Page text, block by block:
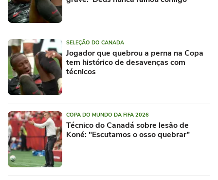
SELEÇÃO DO CANADA
Jogador que quebrou a perna na Copa
tem histórico de desavenças com
técnicos
COPA DO MUNDO DA FIFA 2026
Técnico do Canadá sobre lesão de
Koné: "Escutamos o osso quebrar"